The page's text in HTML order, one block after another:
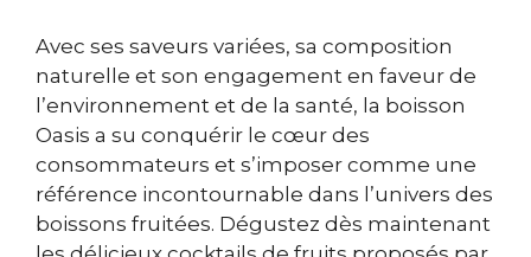
Avec ses saveurs variées, sa composition
naturelle et son engagement en faveur de
l’environnement et de la santé, la boisson
Oasis a su conquérir le cœur des
consommateurs et s’imposer comme une
référence incontournable dans l’univers des
boissons fruitées. Dégustez dès maintenant